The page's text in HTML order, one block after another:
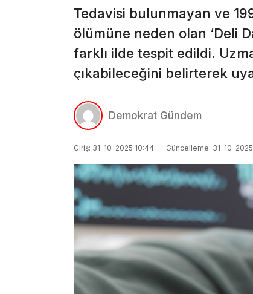
Tedavisi bulunmayan ve
ölümüne neden olan ‘Deli
farklı ilde tespit edildi.
çıkabileceğini belirterek
Demokrat Gündem
Giriş: 31-10-2025 10:44 Güncelleme: 31-10-